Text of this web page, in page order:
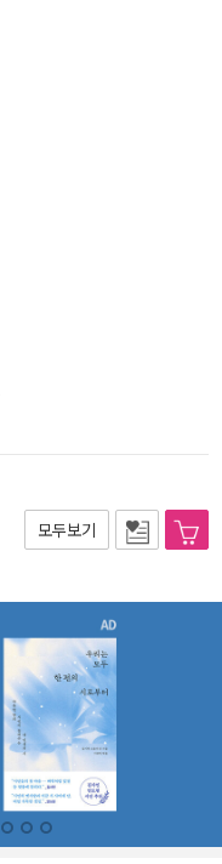
모두보기